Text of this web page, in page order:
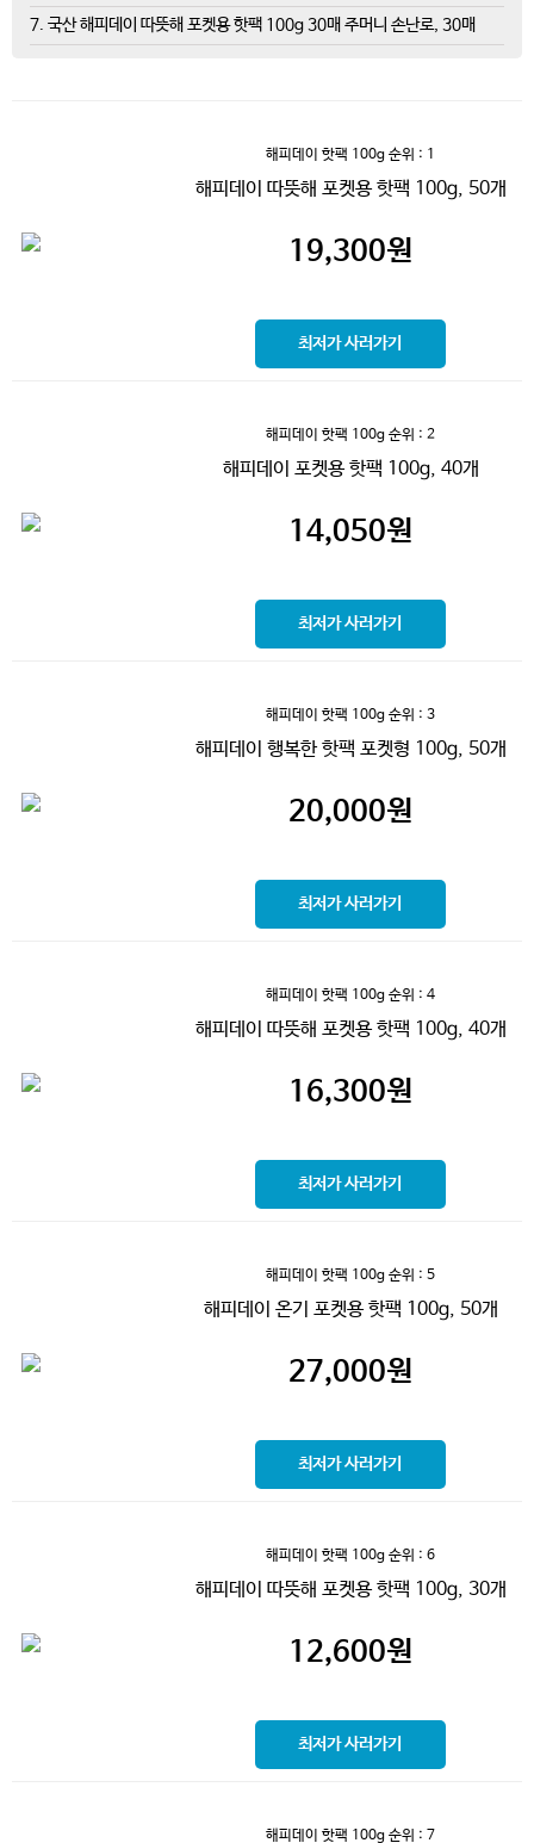
7. 국산 해피데이 따뜻해 포켓용 핫팩 100g 30매 주머니 손난로, 30매
해피데이 핫팩 100g 순위 : 1
해피데이 따뜻해 포켓용 핫팩 100g, 50개
19,300원
최저가 사러가기
해피데이 핫팩 100g 순위 : 2
해피데이 포켓용 핫팩 100g, 40개
14,050원
최저가 사러가기
해피데이 핫팩 100g 순위 : 3
해피데이 행복한 핫팩 포켓형 100g, 50개
20,000원
최저가 사러가기
해피데이 핫팩 100g 순위 : 4
해피데이 따뜻해 포켓용 핫팩 100g, 40개
16,300원
최저가 사러가기
해피데이 핫팩 100g 순위 : 5
해피데이 온기 포켓용 핫팩 100g, 50개
27,000원
최저가 사러가기
해피데이 핫팩 100g 순위 : 6
해피데이 따뜻해 포켓용 핫팩 100g, 30개
12,600원
최저가 사러가기
해피데이 핫팩 100g 순위 : 7